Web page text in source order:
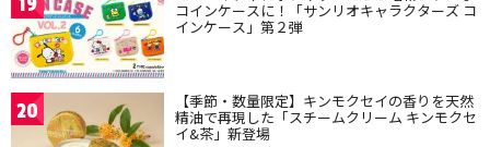
コインケースに！「サンリオキャラクターズ コ
インケース」第２弾
20 【季節・数量限定】キンモクセイの香りを天然
精油で再現した「スチームクリーム キンモクセ
イ&茶」新登場